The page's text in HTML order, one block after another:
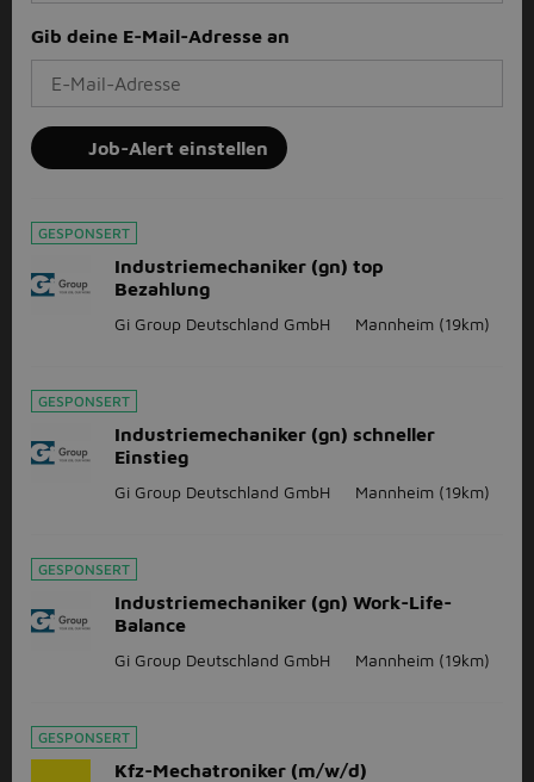
Gib deine E-Mail-Adresse an
Job-Alert einstellen
GESPONSERT
Industriemechaniker (gn) top
Bezahlung
Gi Group Deutschland GmbH Mannheim (19km)
GESPONSERT
Industriemechaniker (gn) schneller
Einstieg
Gi Group Deutschland GmbH Mannheim (19km)
GESPONSERT
Industriemechaniker (gn) Work-Life-
Balance
Gi Group Deutschland GmbH Mannheim (19km)
GESPONSERT
Kfz-Mechatroniker (m/w/d)